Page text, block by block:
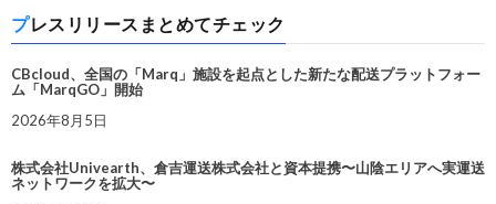
プレスリリースまとめてチェック
CBcloud、全国の「Marq」施設を起点とした新たな配送プラットフォー
ム「MarqGO」開始
2026年8月5日
株式会社Univearth、倉吉運送株式会社と資本提携〜山陰エリアへ実運送
ネットワークを拡大〜